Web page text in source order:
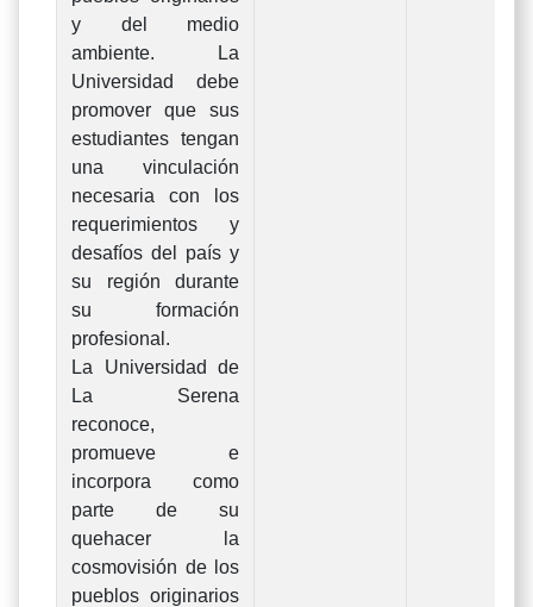
y del medio
ambiente. La
Universidad debe
promover que sus
estudiantes tengan
una vinculación
necesaria con los
requerimientos y
desafíos del país y
su región durante
su formación
profesional.
La Universidad de
La Serena
reconoce,
promueve e
incorpora como
parte de su
quehacer la
cosmovisión de los
pueblos originarios